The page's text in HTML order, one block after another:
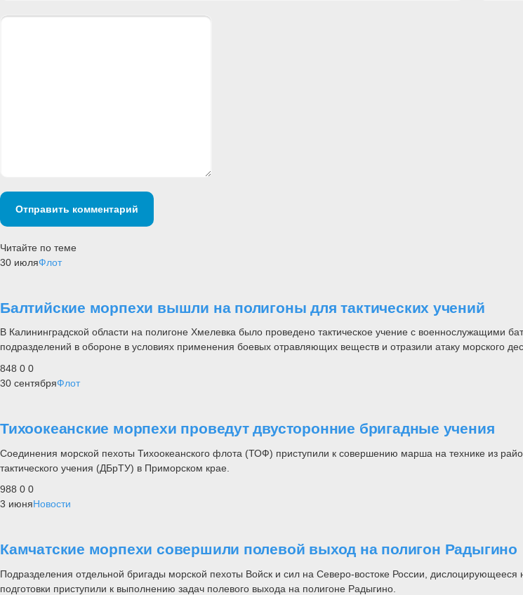
Отправить комментарий
Читайте по теме
30 июляФлот
Балтийские морпехи вышли на полигоны для тактических учений
В Калининградской области на полигоне Хмелевка было проведено тактическое учение с военнослужащими
подразделений в обороне в условиях применения боевых отравляющих веществ и отразили атаку морского
848 0 0
30 сентябряФлот
Тихоокеанские морпехи проведут двусторонние бригадные учения
Соединения морской пехоты Тихоокеанского флота (ТОФ) приступили к совершению марша на технике из
тактического учения (ДБрТУ) в Приморском крае.
988 0 0
3 июняНовости
Камчатские морпехи совершили полевой выход на полигон Радыгино
Подразделения отдельной бригады морской пехоты Войск и сил на Северо-востоке России,
подготовки приступили к выполнению задач полевого выхода на полигоне Радыгино.